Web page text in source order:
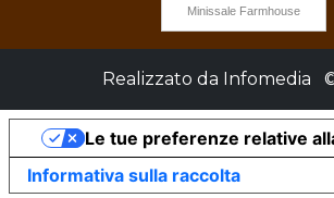
Minissale Farmhouse
Realizzato da Infomedia
Informativa sulla raccolta
Le tue preferenze relative